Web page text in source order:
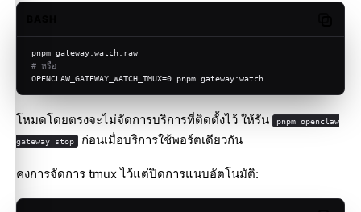
pnpm gateway:watch:raw
# หรือ
OPENCLAW_GATEWAY_WATCH_TMUX=0 pnpm gateway:watch
โหมดโดยตรงจะไม่จัดการบริการที่ติดตั้งไว้ ให้รัน pnpm openclaw
gateway stop ก่อนเมื่อบริการใช้พอร์ตเดียวกัน
คงการจัดการ tmux ไว้แต่ปิดการแนบอัตโนมัติ: